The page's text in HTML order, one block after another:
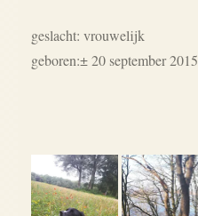
geslacht: vrouwelijk
geboren:± 20 september 2015